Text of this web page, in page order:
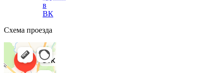
в
ВК
Схема проезда